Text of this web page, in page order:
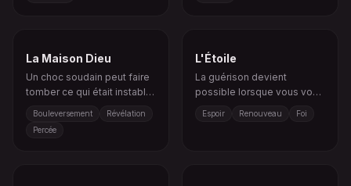
La Maison Dieu
Un choc soudain peut faire
tomber ce qui était instable
Bouleversement
Révélation
Percée
L'Étoile
La guérison devient
possible lorsque vous vous
et à l’inspiration.
Espoir Renouveau Foi